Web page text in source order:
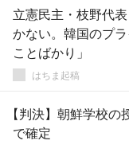
立憲民主・枝野代
かない。韓国のプ
ことばかり」
はちま起稿
【判決】朝鮮学校
で確定